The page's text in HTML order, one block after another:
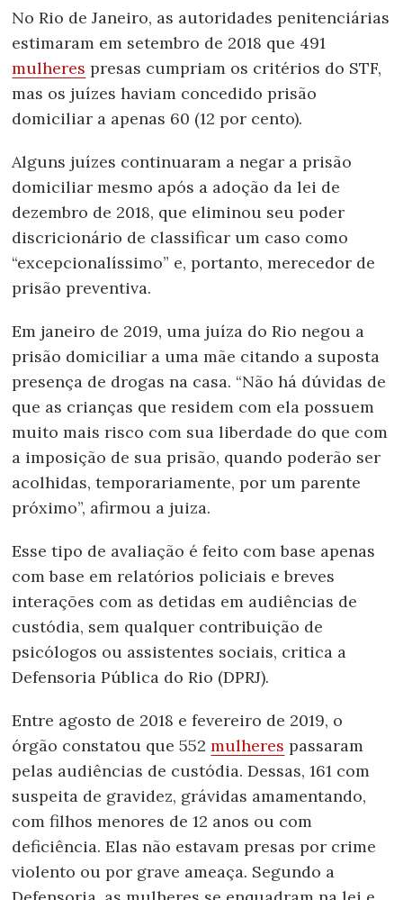
No Rio de Janeiro, as autoridades penitenciárias
estimaram em setembro de 2018 que 491
mulheres presas cumpriam os critérios do STF,
mas os juízes haviam concedido prisão
domiciliar a apenas 60 (12 por cento).
Alguns juízes continuaram a negar a prisão
domiciliar mesmo após a adoção da lei de
dezembro de 2018, que eliminou seu poder
discricionário de classificar um caso como
“excepcionalíssimo” e, portanto, merecedor de
prisão preventiva.
Em janeiro de 2019, uma juíza do Rio negou a
prisão domiciliar a uma mãe citando a suposta
presença de drogas na casa. “Não há dúvidas de
que as crianças que residem com ela possuem
muito mais risco com sua liberdade do que com
a imposição de sua prisão, quando poderão ser
acolhidas, temporariamente, por um parente
próximo”, afirmou a juiza.
Esse tipo de avaliação é feito com base apenas
com base em relatórios policiais e breves
interações com as detidas em audiências de
custódia, sem qualquer contribuição de
psicólogos ou assistentes sociais, critica a
Defensoria Pública do Rio (DPRJ).
Entre agosto de 2018 e fevereiro de 2019, o
órgão constatou que 552mulheres passaram
pelas audiências de custódia. Dessas, 161 com
suspeita de gravidez, grávidas amamentando,
com filhos menores de 12 anos ou com
deficiência. Elas não estavam presas por crime
violento ou por grave ameaça. Segundo a